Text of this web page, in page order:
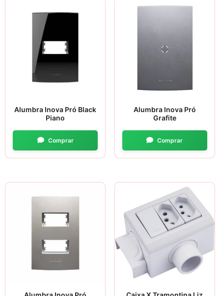
Alumbra Inova Pró Black
Piano
Alumbra Inova Pró
Grafite